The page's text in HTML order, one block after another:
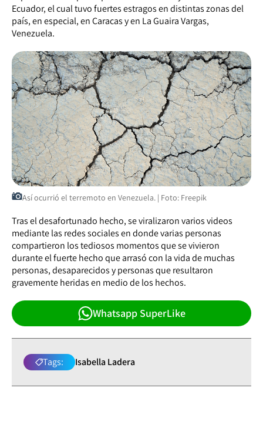
Ecuador, el cual tuvo fuertes estragos en distintas zonas del
país, en especial, en Caracas y en La Guaira Vargas,
Venezuela.
Así ocurrió el terremoto en Venezuela. | Foto: Freepik
Tras el desafortunado hecho, se viralizaron varios videos
mediante las redes sociales en donde varias personas
compartieron los tediosos momentos que se vivieron
durante el fuerte hecho que arrasó con la vida de muchas
personas, desaparecidos y personas que resultaron
gravemente heridas en medio de los hechos.
Whatsapp SuperLike
Tags: Isabella Ladera